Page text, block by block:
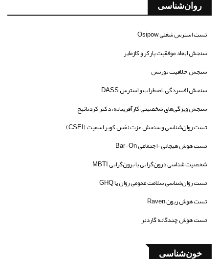
روان‌شناسی
تست استرس شغلی Osipow
سنجش ابعاد موفقیت پارکر و کازمایر
سنجش خلاقیت تورنس
سنجش افسردگی، اضطراب و استرس DASS
سنجش ویژگی‌های شخصیتی کارآفرینانه، دکتر کردنائیج
تست روان‌شناسی و سنجش عزت نفس کوپر اسمیت (CSEI)
تست هوش هیجانی-اجتماعی Bar-On
شخصیت شناسی درون‌گرایی یا برون‌گرایی MBTI
تست روان‌شناسی سلامت عمومی روان یا GHQ
تست هوش ریون Raven
تست هوش چندگانه گاردنر
خون‌شناسی